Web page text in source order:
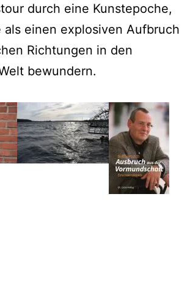
durch eine Kunstepoche,
als einen explosiven Aufbruch
Richtungen in den
bewundern.